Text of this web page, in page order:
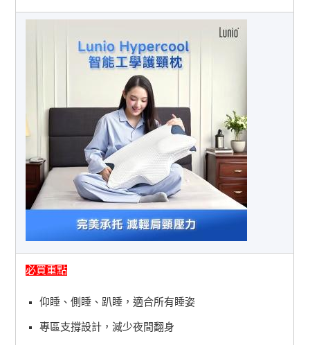
必買重點
仰睡、側睡、趴睡，適合所有睡姿
專區支撐設計，減少夜間翻身